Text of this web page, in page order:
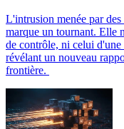
L'intrusion menée par
marque un tournant. Elle
de contrôle, ni celui d'une
révélant un nouveau
frontière.